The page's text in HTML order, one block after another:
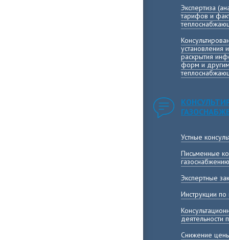
Экспертиза
тарифов и
установления
раскрытия
форм и
Устные
Письменные
газоснабжению
Экспертные
Инструкции
деятельности
Снижение